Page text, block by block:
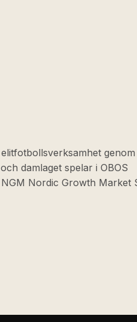
damlaget spelar i OBOS
Nordic Growth Market